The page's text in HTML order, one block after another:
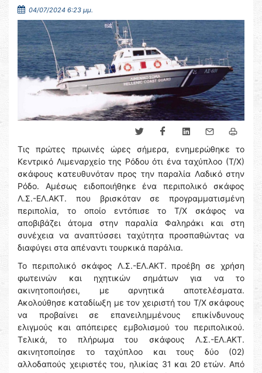
04/07/2024 6:23 μμ.
Τις πρώτες πρωινές ώρες σήμερα, ενημερώθηκε το
Κεντρικό Λιμεναρχείο της Ρόδου ότι ένα ταχύπλοο (Τ/Χ)
σκάφους κατευθυνόταν προς την παραλία Λαδικό στην
Ρόδο. Αμέσως ειδοποιήθηκε ένα περιπολικό σκάφος
Λ.Σ.-ΕΛ.ΑΚΤ. που βρισκόταν σε προγραμματισμένη
περιπολία, το οποίο εντόπισε το Τ/Χ σκάφος να
αποβιβάζει άτομα στην παραλία Φαληράκι και στη
συνέχεια να αναπτύσσει ταχύτητα προσπαθώντας να
διαφύγει στα απέναντι τουρκικά παράλια.
Το περιπολικό σκάφος Λ.Σ.-ΕΛ.ΑΚΤ. προέβη σε χρήση
φωτεινών και ηχητικών σημάτων για να το
ακινητοποιήσει, με αρνητικά αποτελέσματα.
Ακολούθησε καταδίωξη με τον χειριστή του Τ/Χ σκάφους
να προβαίνει σε επανειλημμένους επικίνδυνους
ελιγμούς και απόπειρες εμβολισμού του περιπολικού.
Τελικά, το πλήρωμα του σκάφους Λ.Σ.-ΕΛ.ΑΚΤ.
ακινητοποίησε το ταχύπλοο και τους δύο (02)
αλλοδαπούς χειριστές του, ηλικίας 31 και 20 ετών. Από